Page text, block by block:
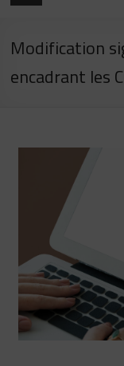
Modification
encadrant les